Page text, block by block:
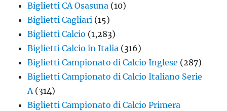
Biglietti CA Osasuna (10)
Biglietti Cagliari (15)
Biglietti Calcio (1,283)
Biglietti Calcio in Italia (316)
Biglietti Campionato di Calcio Inglese (287)
Biglietti Campionato di Calcio Italiano Serie
A(314)
Biglietti Campionato di Calcio Primera